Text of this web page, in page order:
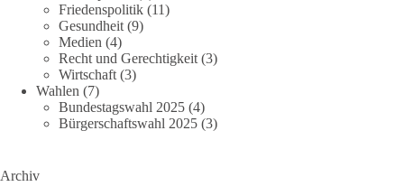
Friedenspolitik (11)
Gesundheit (9)
Medien (4)
Recht und Gerechtigkeit (3)
Wirtschaft (3)
Wahlen (7)
Bundestagswahl 2025 (4)
Bürgerschaftswahl 2025 (3)
Archiv